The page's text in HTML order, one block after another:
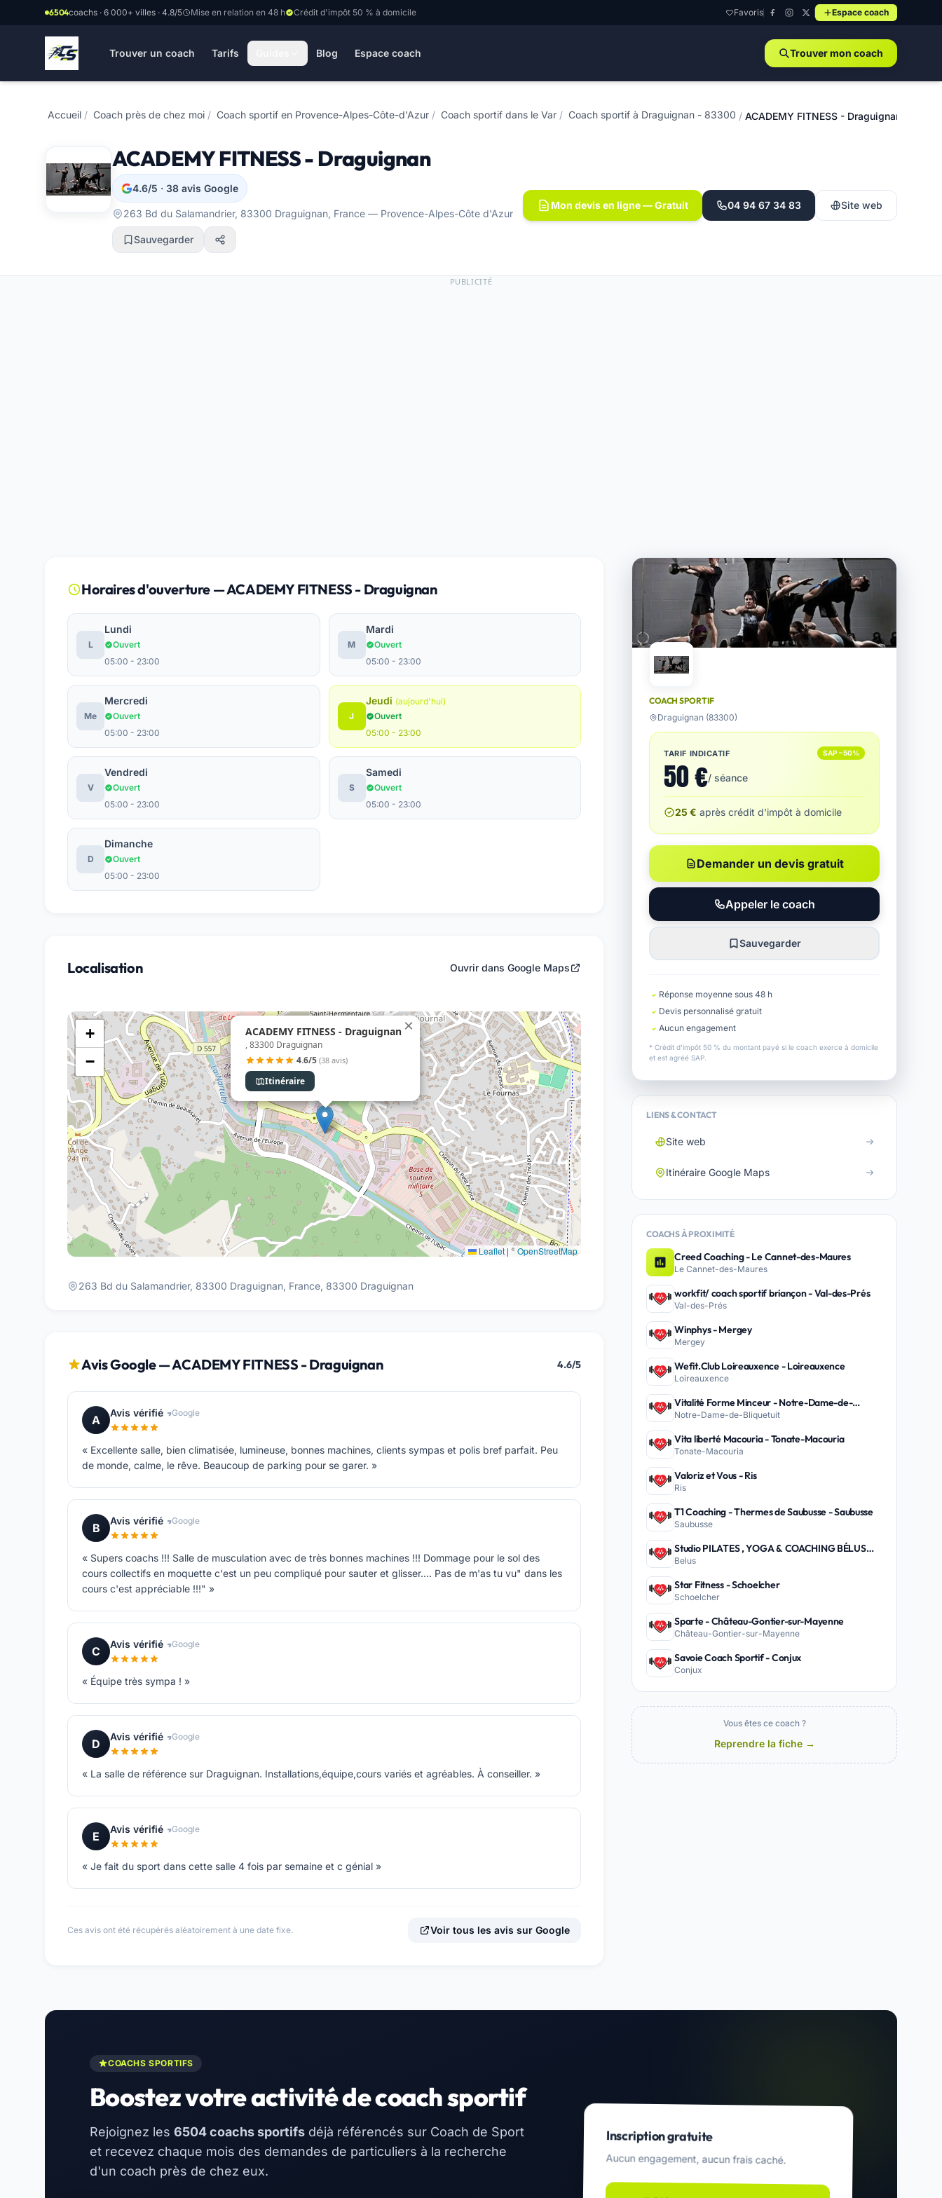
Aller au contenu principal
6504coachs · 6 000+ villes · 4.8/5 Mise en relation en 48 h Crédit d'impôt 50 % à domicile Favoris Espace coach
Trouver un coach Tarifs Blog Espace coach Trouver mon coach
Accueil / Coach près de chez moi / Coach sportif en Provence-Alpes-Côte-d'Azur / Coach sportif dans le Var / Coach sportif à Draguignan - 83300 / ACADEMY FITNESS - Draguignan
ACADEMY FITNESS - Draguignan
4.6/5 · 38 avis Google
263 Bd du Salamandrier, 83300 Draguignan, France — Provence-Alpes-Côte d'Azur
Sauvegarder
Mon devis en ligne — Gratuit 04 94 67 34 83 Site web
PUBLICITÉ
Horaires d'ouverture — ACADEMY FITNESS - Draguignan
L
Lundi
Ouvert
05:00 - 23:00
M
Mardi
Ouvert
05:00 - 23:00
Me
Mercredi
Ouvert
05:00 - 23:00
J
Jeudi (aujourd'hui)
Ouvert
05:00 - 23:00
V
Vendredi
Ouvert
05:00 - 23:00
S
Samedi
Ouvert
05:00 - 23:00
D
Dimanche
Ouvert
05:00 - 23:00
Localisation Ouvrir dans Google Maps
ACADEMY FITNESS - Draguignan
, 83300 Draguignan
4.6/5 (38 avis)
Itinéraire
×
+
−
Leaflet | ©OpenStreetMap
263 Bd du Salamandrier, 83300 Draguignan, France, 83300 Draguignan
Avis Google — ACADEMY FITNESS - Draguignan 4.6/5
A
Avis vérifié Google
« Excellente salle, bien climatisée, lumineuse, bonnes machines, clients sympas et polis bref parfait. Peu
de monde, calme, le rêve. Beaucoup de parking pour se garer. »
B
Avis vérifié Google
« Supers coachs !!! Salle de musculation avec de très bonnes machines !!! Dommage pour le sol des
cours collectifs en moquette c'est un peu compliqué pour sauter et glisser.... Pas de m'as tu vu" dans les
cours c'est appréciable !!!" »
C
Avis vérifié Google
« Équipe très sympa ! »
D
Avis vérifié Google
« La salle de référence sur Draguignan. Installations,équipe,cours variés et agréables. À conseiller. »
E
Avis vérifié Google
« Je fait du sport dans cette salle 4 fois par semaine et c génial »
Ces avis ont été récupérés aléatoirement à une date fixe. Voir tous les avis sur Google
COACH SPORTIF
Draguignan (83300)
TARIF INDICATIF SAP −50%
50 €/ séance
25 € après crédit d'impôt à domicile
Demander un devis gratuit
Appeler le coach
Sauvegarder
Réponse moyenne sous 48 h
Devis personnalisé gratuit
Aucun engagement
* Crédit d'impôt 50 % du montant payé si le coach exerce à domicile
et est agréé SAP.
LIENS & CONTACT
Site web
Itinéraire Google Maps
COACHS À PROXIMITÉ
Creed Coaching - Le Cannet-des-Maures
Le Cannet-des-Maures
workfit/ coach sportif briançon - Val-des-Prés
Val-des-Prés
Winphys - Mergey
Mergey
Wefit.Club Loireauxence - Loireauxence
Loireauxence
Vitalité Forme Minceur - Notre-Dame-de-
Bliquetuit
Notre-Dame-de-Bliquetuit
Vita liberté Macouria - Tonate-Macouria
Tonate-Macouria
Valoriz et Vous - Ris
Ris
T1 Coaching - Thermes de Saubusse - Saubusse
Saubusse
Studio PILATES , YOGA & COACHING BÉLUS
PEYREHORADE - Belus
Belus
Star Fitness - Schoelcher
Schoelcher
Sparte - Château-Gontier-sur-Mayenne
Château-Gontier-sur-Mayenne
Savoie Coach Sportif - Conjux
Conjux
Vous êtes ce coach ?
Reprendre la fiche →
COACHS SPORTIFS
Boostez votre activité de coach sportif
Rejoignez les 6504 coachs sportifs déjà référencés sur Coach de Sport
et recevez chaque mois des demandes de particuliers à la recherche
d'un coach près de chez eux.
Inscription gratuite
Aucun engagement, aucun frais caché.